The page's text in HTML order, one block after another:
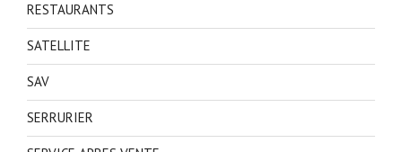
RESTAURANTS
SATELLITE
SAV
SERRURIER